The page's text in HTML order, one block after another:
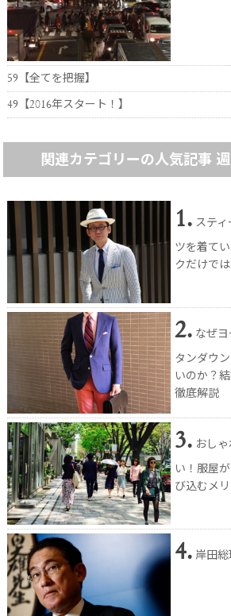
59【全てを把握】
49【2016年スタート！】
関連カテゴリーの人気記事
1. スティ
ツを着て
クだけで
2. なぜ
タンダウ
いのか？
徹底解説
3. おし
い！服屋
び込むメ
4. 岸田